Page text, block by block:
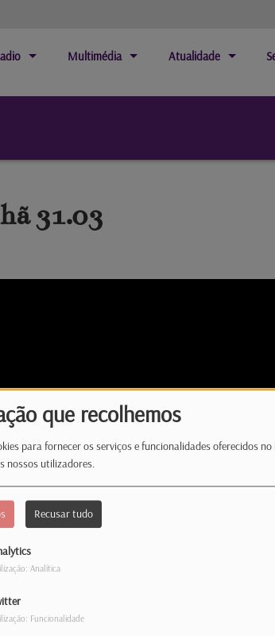
que recolhemos
para fornecer os serviços e funcionalidades oferecidos
nossos utilizadores.
Recusar tudo
Analítica
Funcionalidade
Multimédia Atualidade
31.03